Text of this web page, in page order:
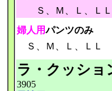
Ｓ、Ｍ、Ｌ、Ｌ
婦人用パンツのみ
Ｓ、Ｍ、Ｌ、Ｌ
ラ・クッショ
3905